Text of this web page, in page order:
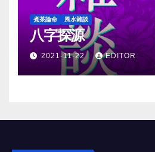
煮茶論命 風水雜談
八字探源
2021-11-22 EDITOR